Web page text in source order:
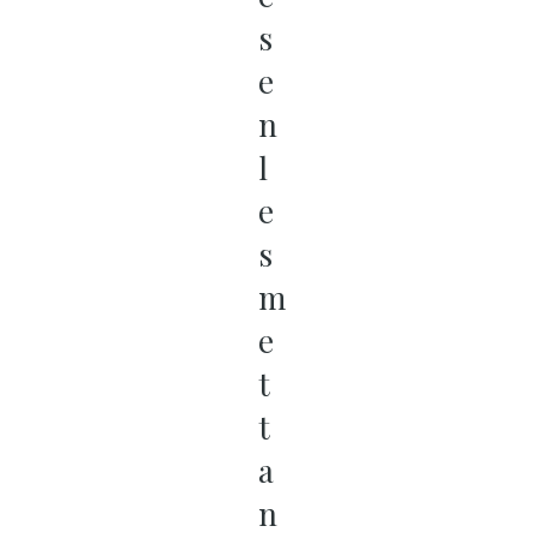
s
e
n
l
e
s
m
e
t
t
a
n